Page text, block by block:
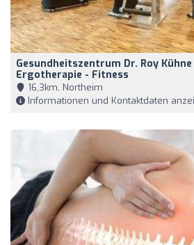
Gesundheitszentrum Dr. Roy
Ergotherapie - Fitness
16,3km, Northeim
Informationen und Kontaktdaten